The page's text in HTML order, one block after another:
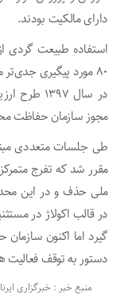
دارای مالکیت بودند.
استفاده طبیعت گردی
۸۰ مورد پیگیری
در سال
مجوز سازمان حفاظت
طی جلسات متعددی
ملی حذف و در این
در قالب اکولاژ در
گیرد اما اکنون
دستور به توقف فعالیت
منبع خبر : خبرگزاری ایرنا